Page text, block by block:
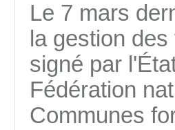
Le 7 mars
la gestion
signé par
Fédération
Communes